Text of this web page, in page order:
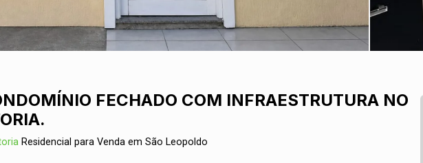
FECHADO COM INFRAESTRUTURA NO
Residencial para Venda em São Leopoldo